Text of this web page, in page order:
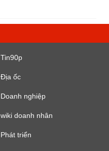
Tin90p
Địa ốc
Doanh nghiệp
wiki doanh nhân
Phát triển